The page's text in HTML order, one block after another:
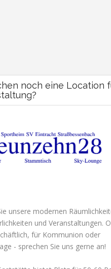
noch eine Location
unsere modernen
und Veranstaltungen.
für Kommunion oder
- sprechen Sie uns gerne an!